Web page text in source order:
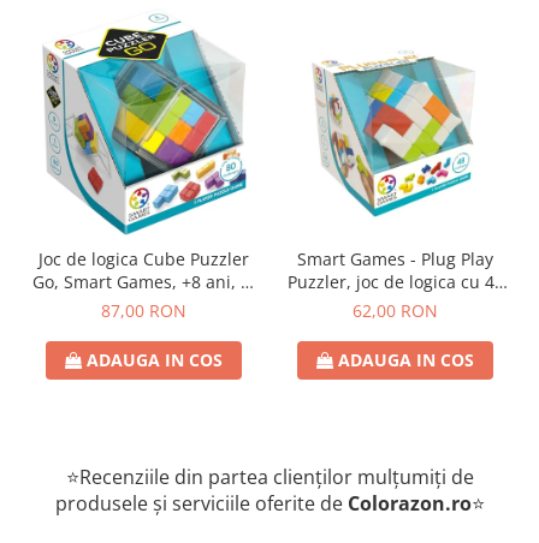
Joc de logica Cube Puzzler
Go, Smart Games, +8 ani, lb
romana
87,00 RON
ADAUGA IN COS
Smart Games - Plug Play
Puzzler, joc de logica cu 48
de provocari, 6+ ani, lb
62,00 RON
ADAUGA IN COS
⭐Recenziile din partea clienților mulțumiți de
produsele și serviciile oferite de Colorazon.ro⭐